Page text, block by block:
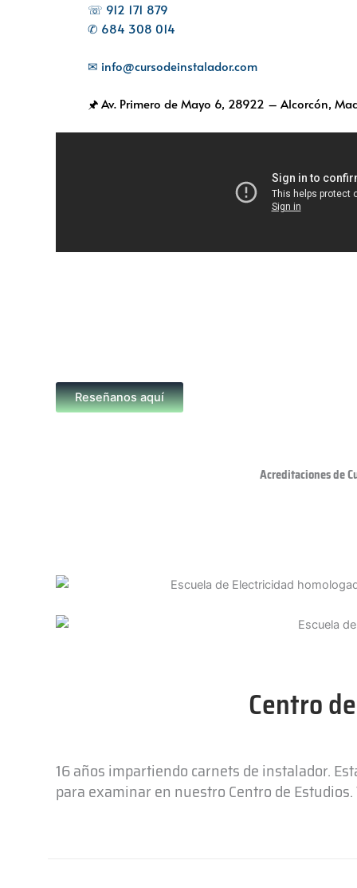
☏ 912 171 879
✆ 684 308 014
✉ info@cursodeinstalador.com
🖈 Av. Primero de Mayo 6, 28922 – Alcorcón,
Reseñanos aquí
Acreditaciones de
Centro
16 años impartiendo carnets de instalador.
para examinar en nuestro Centro de Estudios.